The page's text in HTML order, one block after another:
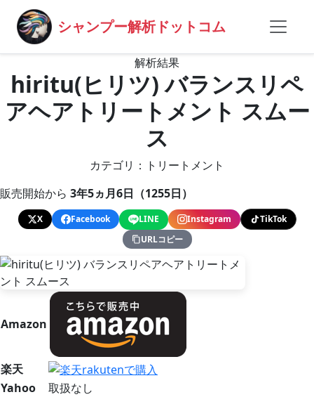
シャンプー解析ドットコム
解析結果
hiritu(ヒリツ) バランスリペ
アヘアトリートメント スムー
ス
カテゴリ：トリートメント
販売開始から 3年5ヵ月6日（1255日）
X Facebook LINE Instagram
TikTok
URLコピー
Amazon
楽天
Yahoo
取扱なし